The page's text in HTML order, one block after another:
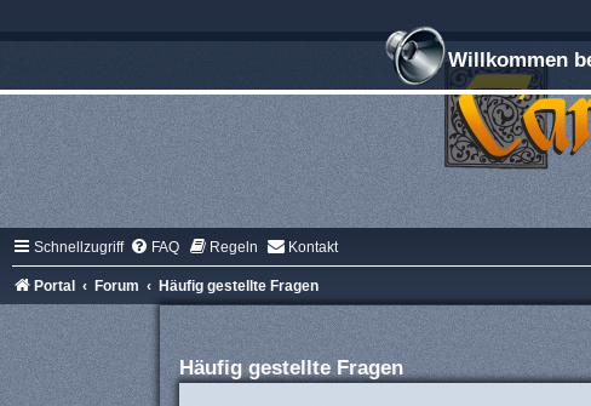
Willkommen
Schnellzugriff FAQ Regeln Kontakt
Portal Forum Häufig gestellte Fragen
Häufig gestellte Fragen